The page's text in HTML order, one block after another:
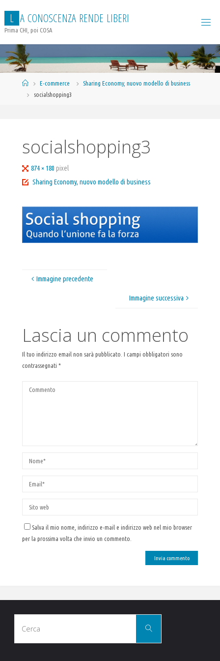
contenuto
L A CONOSCENZA RENDE LIBERI
Prima CHI, poi COSA
HomeE-commerce
Sharing Economy, nuovo modello di business
socialshopping3
socialshopping3
Tutta
larghezza
874 × 180pixel
Sharing Economy, nuovo modello di business
Immagine precedente
Immagine successiva
Lascia un commento
Il tuo indirizzo email non sarà pubblicato. I campi obbligatori sono
contrassegnati *
Salva il mio nome, indirizzo e-mail e indirizzo web nel mio browser
per la prossima volta che invio un commento.
Cerca